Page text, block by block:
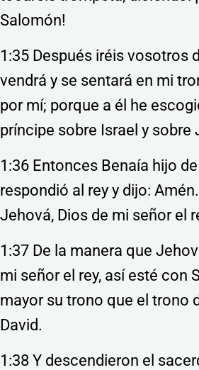
Salomón!
1:35 Después iréis vosotros
vendrá y se sentará en mi
por mí; porque a él he
príncipe sobre Israel y sobre
1:36 Entonces Benaía hijo
respondió al rey y dijo:
Jehová, Dios de mi señor el
1:37 De la manera que
mi señor el rey, así esté con
mayor su trono que el trono
David.
1:38 Y descendieron el